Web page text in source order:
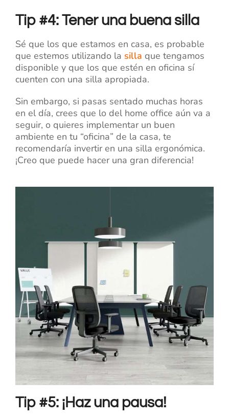
Tip #4: Tener una buena silla
Sé que los que estamos en casa, es probable
que estemos utilizando la silla que tengamos
disponible y que los que estén en oficina sí
cuenten con una silla apropiada.
Sin embargo, si pasas sentado muchas horas
en el día, crees que lo del home office aún va a
seguir, o quieres implementar un buen
ambiente en tu “oficina” de la casa, te
recomendaría invertir en una silla ergonómica.
¡Creo que puede hacer una gran diferencia!
Tip #5: ¡Haz una pausa!